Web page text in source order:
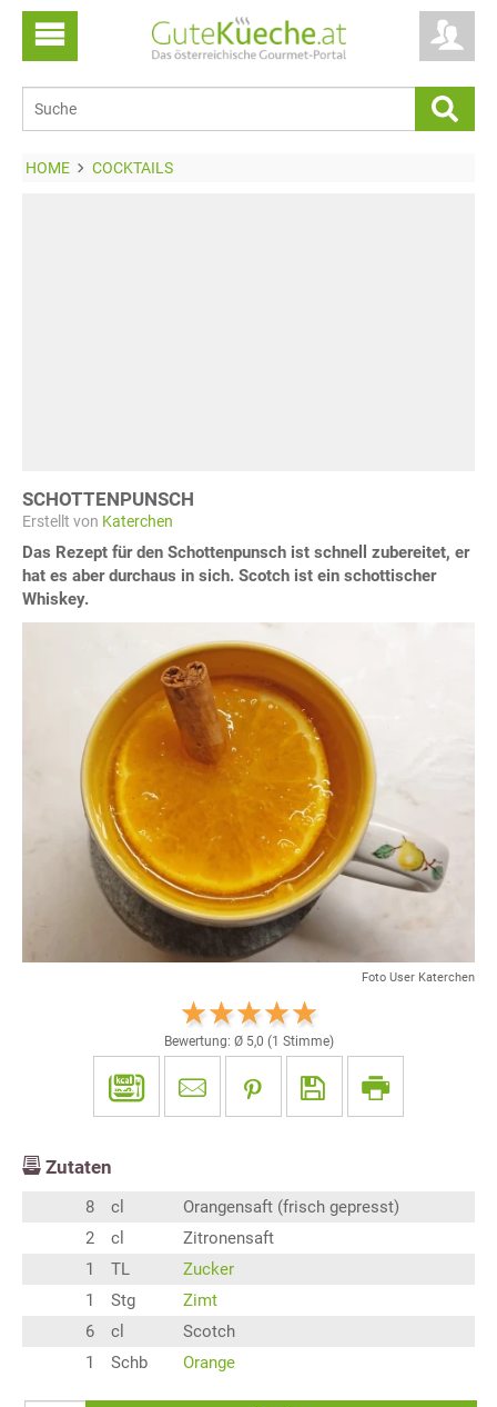
HOME COCKTAILS
SCHOTTENPUNSCH
Erstellt von Katerchen
Das Rezept für den Schottenpunsch ist schnell zubereitet, er
hat es aber durchaus in sich. Scotch ist ein schottischer
Whiskey.
Foto User Katerchen
Bewertung: Ø 5,0 (1 Stimme)
Zutaten
8 cl
Orangensaft (frisch gepresst)
2
cl
Zitronensaft
1
TL
Zucker
1
Stg
Zimt
6
cl
Scotch
1
Schb Orange